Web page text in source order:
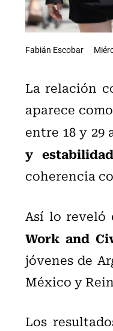
Fabián Escobar
La relación
aparece
entre 18 y 29
y estabilidad
coherencia
Así lo
Work and
jóvenes de
México y
Los